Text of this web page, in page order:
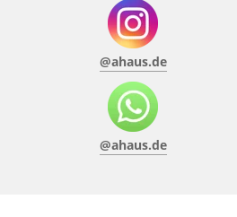
@ahaus.de
@ahaus.de